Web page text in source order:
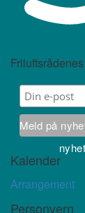
Meld på
Kalender
Arrangement
Personvern